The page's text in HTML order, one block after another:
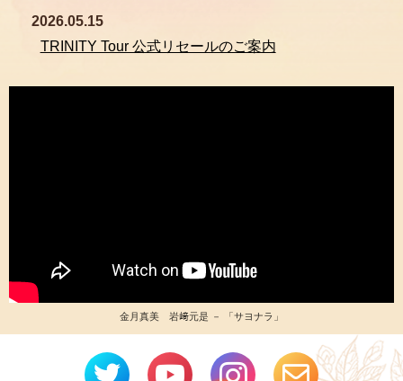
2026.05.15
TRINITY Tour 公式リセールのご案内
金月真美 岩﨑元是 － 「サヨナラ」